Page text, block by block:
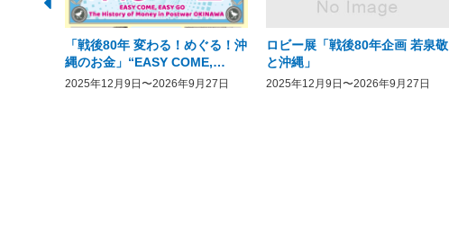
「戦後80年 変わる！めぐる！沖
縄のお金」“EASY COME,
EASY GO － The History of
2025年12月9日〜2026年9月27日
ロビー展「戦後80年企画 若泉敬
と沖縄」
2025年12月9日〜2026年9月27日